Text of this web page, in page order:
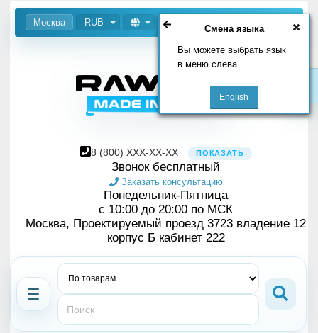
Москва RUB
Смена языка
Вы можете выбрать язык
в меню слева
8 (800) XXX-XX-XX ПОКАЗАТЬ
Звонок бесплатный
Заказать консультацию
Понедельник-Пятница
с 10:00 до 20:00 по МСК
Москва, Проектируемый проезд 3723 владение 12
корпус Б кабинет 222